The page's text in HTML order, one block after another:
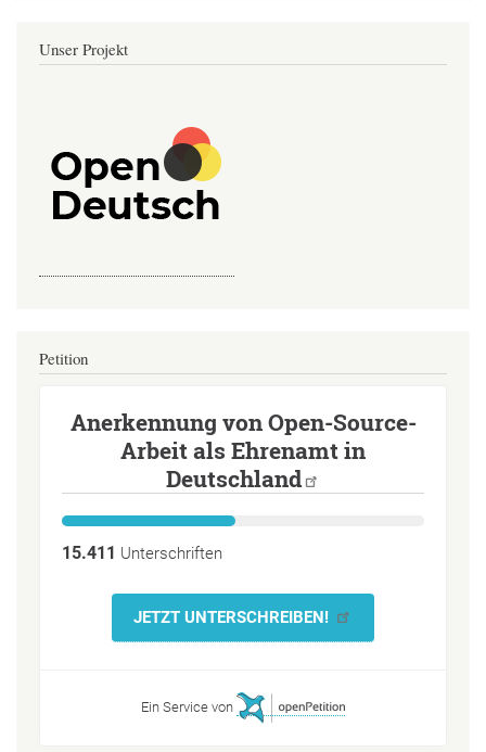
Unser Projekt
Petition
Anerkennung von Open-Source-
Arbeit als Ehrenamt in
Deutschland
15.411 Unterschriften
JETZT UNTERSCHREIBEN!
Ein Service von